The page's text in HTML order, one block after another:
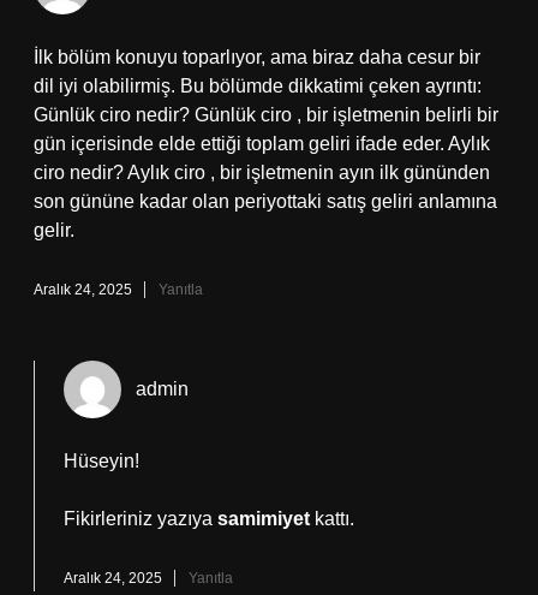
İlk bölüm konuyu toparlıyor, ama biraz daha cesur bir
dil iyi olabilirmiş. Bu bölümde dikkatimi çeken ayrıntı:
Günlük ciro nedir? Günlük ciro , bir işletmenin belirli bir
gün içerisinde elde ettiği toplam geliri ifade eder. Aylık
ciro nedir? Aylık ciro , bir işletmenin ayın ilk gününden
son gününe kadar olan periyottaki satış geliri anlamına
gelir.
Aralık 24, 2025 Yanıtla
admin
Hüseyin!
Fikirleriniz yazıya samimiyet kattı.
Aralık 24, 2025 Yanıtla